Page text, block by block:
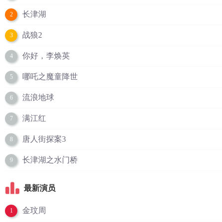
2 长津湖
3 战狼2
4 你好，李焕英
5 哪吒之魔童降世
6 流浪地球
7 满江红
8 唐人街探案3
9 长津湖之水门桥
最新演员
1 金玟周